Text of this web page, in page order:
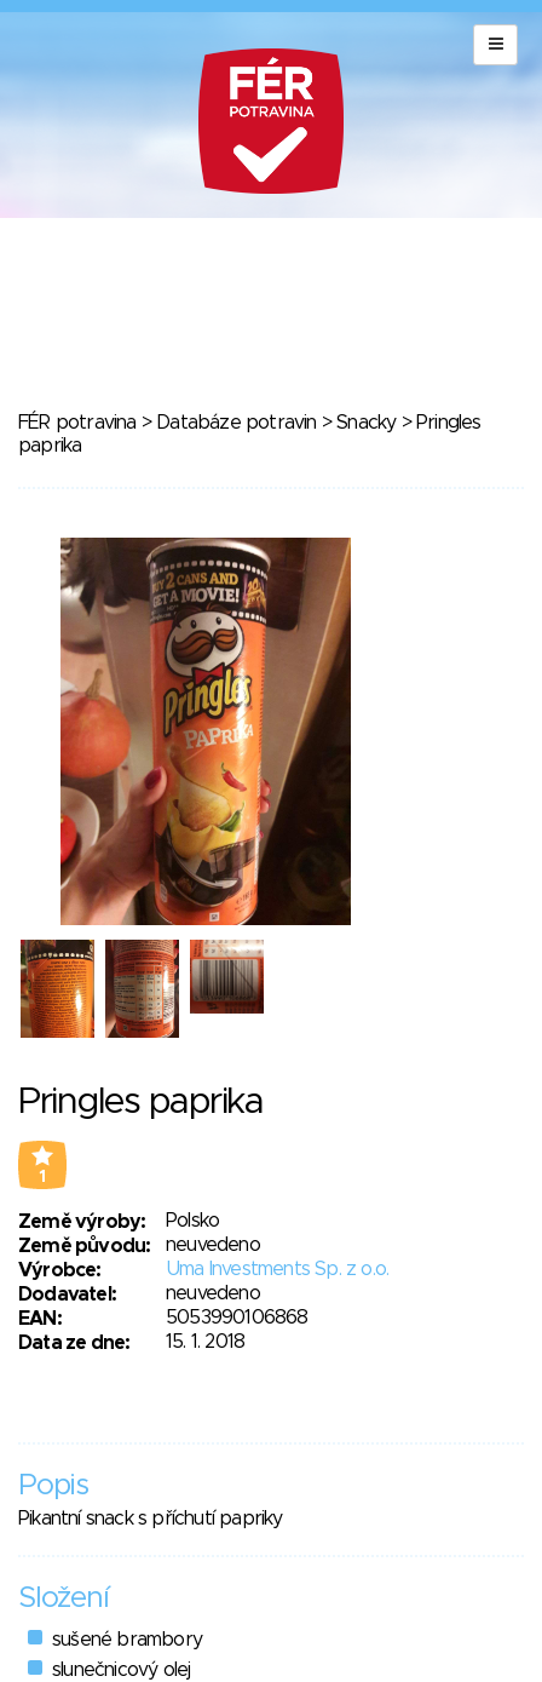
FÉR potravina > Databáze potravin >Snacky> Pringles
paprika
Pringles paprika
1
Země výroby:
Polsko
Země původu:
neuvedeno
Výrobce:
Uma Investments Sp. z o.o.
Dodavatel:
neuvedeno
EAN:
5053990106868
Data ze dne:
15. 1. 2018
Popis
Pikantní snack s příchutí papriky
Složení
sušené brambory
slunečnicový olej